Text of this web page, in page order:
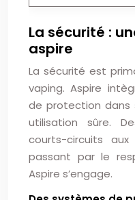
La sécurité :
aspire
La sécurité est
vaping. Aspire
de protection dans
utilisation sûre.
courts-circuits
passant par le
Aspire s’engage.